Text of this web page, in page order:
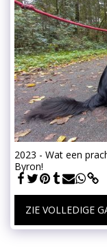
2023 - Wat een
Byron!
ZIE VOLLEDIGE